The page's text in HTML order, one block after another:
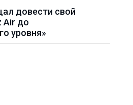
довести свой
Air до
уровня»